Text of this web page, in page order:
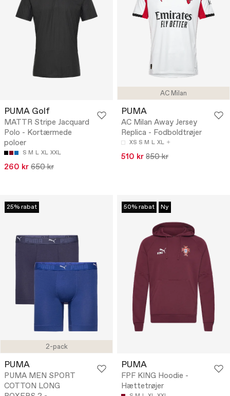
PUMA Golf
MATTR Stripe Jacquard
Polo - Kortærmede
poloer
S M L XL XXL
260 kr 650 kr
AC Milan
PUMA
AC Milan Away Jersey
Replica - Fodboldtrøjer
XS S M L XL
510 kr 850 kr
2-pack
25% rabat
PUMA
PUMA MEN SPORT
COTTON LONG
50% rabat Ny
PUMA
FPF KING Hoodie -
Hættetrøjer